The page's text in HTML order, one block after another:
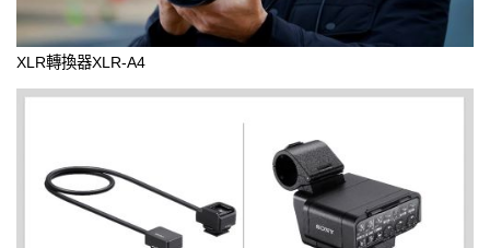
XLR轉換器XLR-A4